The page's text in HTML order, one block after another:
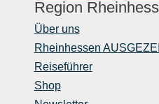
Region
Über uns
Rheinhessen
Reiseführer
Shop